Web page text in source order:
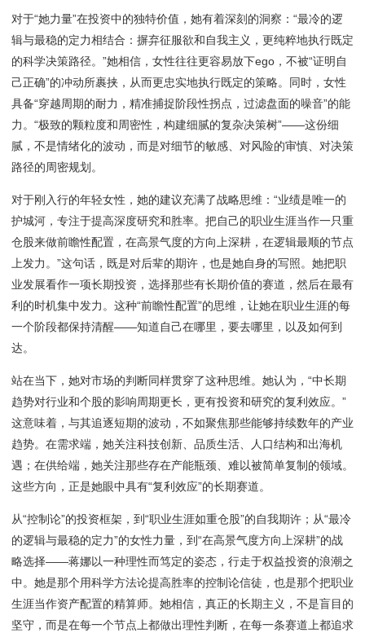
对于“她力量”在投资中的独特价值，她有着深刻的洞察：“最冷的逻
辑与最稳的定力相结合：摒弃征服欲和自我主义，更纯粹地执行既定
的科学决策路径。”她相信，女性往往更容易放下ego，不被“证明自
己正确”的冲动所裹挟，从而更忠实地执行既定的策略。同时，女性
具备“穿越周期的耐力，精准捕捉阶段性拐点，过滤盘面的噪音”的能
力。“极致的颗粒度和周密性，构建细腻的复杂决策树”——这份细
腻，不是情绪化的波动，而是对细节的敏感、对风险的审慎、对决策
路径的周密规划。
对于刚入行的年轻女性，她的建议充满了战略思维：“业绩是唯一的
护城河，专注于提高深度研究和胜率。把自己的职业生涯当作一只重
仓股来做前瞻性配置，在高景气度的方向上深耕，在逻辑最顺的节点
上发力。”这句话，既是对后辈的期许，也是她自身的写照。她把职
业发展看作一项长期投资，选择那些有长期价值的赛道，然后在最有
利的时机集中发力。这种“前瞻性配置”的思维，让她在职业生涯的每
一个阶段都保持清醒——知道自己在哪里，要去哪里，以及如何到
达。
站在当下，她对市场的判断同样贯穿了这种思维。她认为，“中长期
趋势对行业和个股的影响周期更长，更有投资和研究的复利效应。”
这意味着，与其追逐短期的波动，不如聚焦那些能够持续数年的产业
趋势。在需求端，她关注科技创新、品质生活、人口结构和出海机
遇；在供给端，她关注那些存在产能瓶颈、难以被简单复制的领域。
这些方向，正是她眼中具有“复利效应”的长期赛道。
从“控制论”的投资框架，到“职业生涯如重仓股”的自我期许；从“最冷
的逻辑与最稳的定力”的女性力量，到“在高景气度方向上深耕”的战
略选择——蒋娜以一种理性而笃定的姿态，行走于权益投资的浪潮之
中。她是那个用科学方法论提高胜率的控制论信徒，也是那个把职业
生涯当作资产配置的精算师。她相信，真正的长期主义，不是盲目的
坚守，而是在每一个节点上都做出理性判断，在每一条赛道上都追求